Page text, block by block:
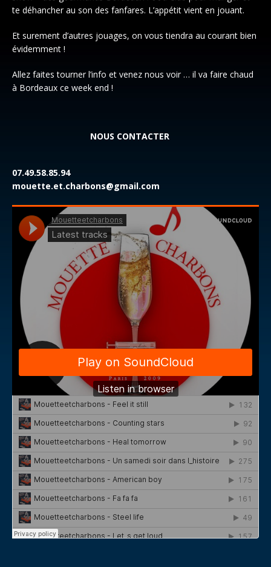
te déhancher au son des fanfares. L’appétit vient en jouant.
Et surement d’autres jouages, on vous tiendra au courant bien
évidemment !
Allez faites tourner l’info et venez nous voir … il va faire chaud
à Bordeaux ce week end !
NOUS CONTACTER
07.49.58.85.94
mouette.et.charbons@gmail.com